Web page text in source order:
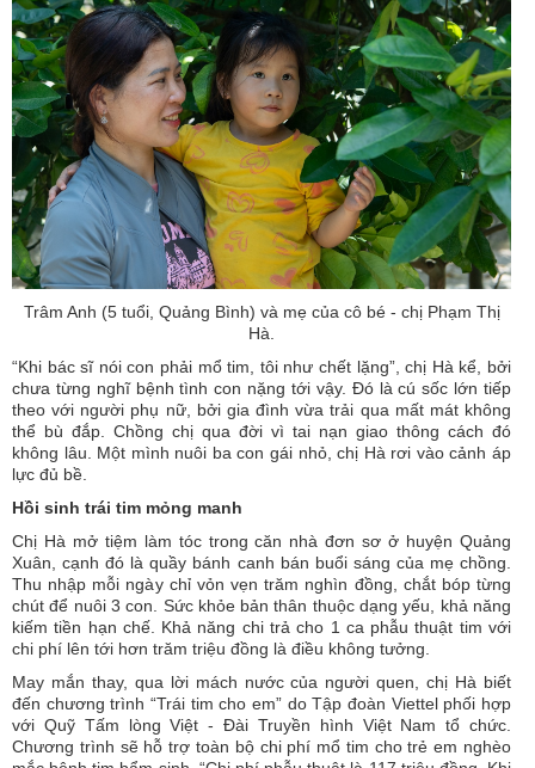
Trâm Anh (5 tuổi, Quảng Bình) và mẹ của cô bé - chị Phạm Thị
Hà.
“Khi bác sĩ nói con phải mổ tim, tôi như chết lặng”, chị Hà kể, bởi
chưa từng nghĩ bệnh tình con nặng tới vậy. Đó là cú sốc lớn tiếp
theo với người phụ nữ, bởi gia đình vừa trải qua mất mát không
thể bù đắp. Chồng chị qua đời vì tai nạn giao thông cách đó
không lâu. Một mình nuôi ba con gái nhỏ, chị Hà rơi vào cảnh áp
lực đủ bề.
Hồi sinh trái tim mỏng manh
Chị Hà mở tiệm làm tóc trong căn nhà đơn sơ ở huyện Quảng
Xuân, cạnh đó là quầy bánh canh bán buổi sáng của mẹ chồng.
Thu nhập mỗi ngày chỉ vỏn vẹn trăm nghìn đồng, chắt bóp từng
chút để nuôi 3 con. Sức khỏe bản thân thuộc dạng yếu, khả năng
kiếm tiền hạn chế. Khả năng chi trả cho 1 ca phẫu thuật tim với
chi phí lên tới hơn trăm triệu đồng là điều không tưởng.
May mắn thay, qua lời mách nước của người quen, chị Hà biết
đến chương trình “Trái tim cho em” do Tập đoàn Viettel phối hợp
với Quỹ Tấm lòng Việt - Đài Truyền hình Việt Nam tổ chức.
Chương trình sẽ hỗ trợ toàn bộ chi phí mổ tim cho trẻ em nghèo